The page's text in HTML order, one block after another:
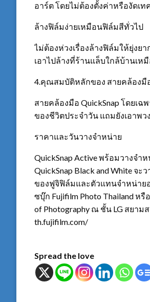
อาร์ต โดยไม่ต้องตั้งค่าหรืองัดเ
ล้างฟิล์มง่ายเหมือนฟิล์มสีทั่วไป
ไม่ต้องห่วงเรื่องล้างฟิล์มให้ยุ่งยา
เอาไปล้างที่ร้านแล็บใกล้บ้านเห
4.คุณสมบัติหลักของ สายคล้องมือ
สายคล้องมือ QuickSnap โดยเ
ของชีวิตประจำวัน แถมยังเอาพ
ราคาและวันวางจำหน่าย
QuickSnap Active พร้อมวางจำ
QuickSnap Black and White จ
ของฟูจิฟิล์มและตัวแทนจำหน่ายอ
ซบุ๊ก Fujifilm Photo Thailand ห
of Photography ณ ชั้น LG สยาม
th.fujifilm.com/
Spread the love